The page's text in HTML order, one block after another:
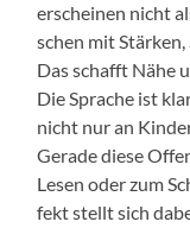
erscheinen nicht
schen mit
Das schafft Nähe
Die Sprache ist
nicht nur an
Ger­ade diese
Lesen oder zum
fekt stellt sich